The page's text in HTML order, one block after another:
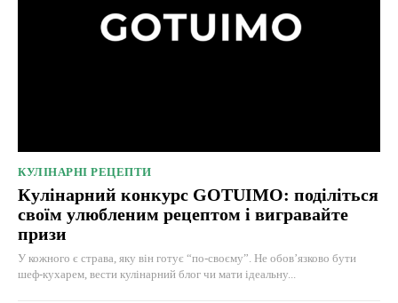
КУЛІНАРНІ РЕЦЕПТИ
Кулінарний конкурс GOTUIMO: поділіться
своїм улюбленим рецептом і вигравайте
призи
У кожного є страва, яку він готує “по-своєму”. Не обов’язково бути
шеф-кухарем, вести кулінарний блог чи мати ідеальну...